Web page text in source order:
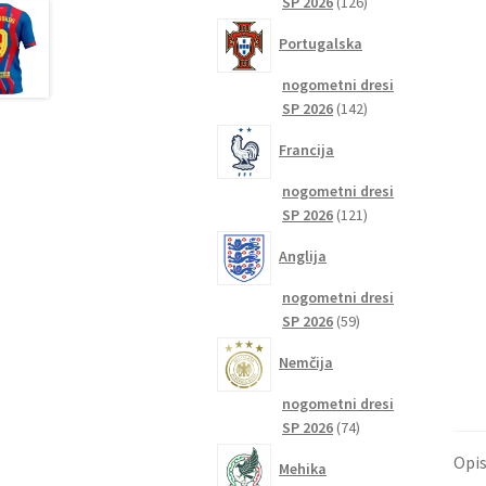
Opis
Portugalska
nogometni dresi
SP 2026 142142
Francija
nogometni dresi
SP 2026 121121
Anglija
nogometni dresi
SP 2026 5959
Nemčija
nogometni dresi
SP 2026 7474
Mehika